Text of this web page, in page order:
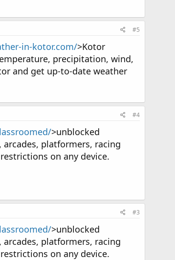
#5
in-kotor.com/>Kotor
precipitation, wind,
and get up-to-date weather
#4
>unblocked
platformers, racing
on any device.
#3
>unblocked
platformers, racing
on any device.